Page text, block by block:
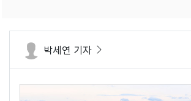
박세연 기자